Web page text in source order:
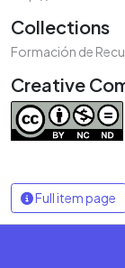
Collections
Formación de
Creative
Full item page